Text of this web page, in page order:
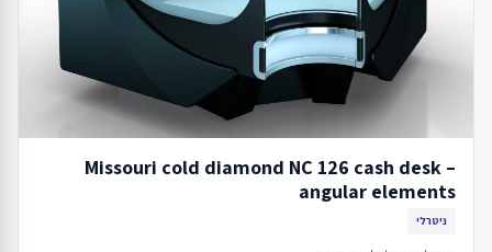
Missouri cold diamond NC 126 cash desk –
angular elements
ניטרלי